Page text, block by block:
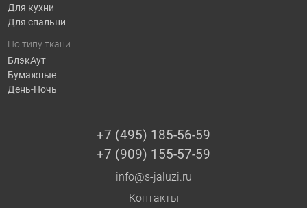
Для кухни
Для спальни
По типу ткани
БлэкАут
Бумажные
День-Ночь
+7 (495) 185-56-59
+7 (909) 155-57-59
info@s-jaluzi.ru
Контакты